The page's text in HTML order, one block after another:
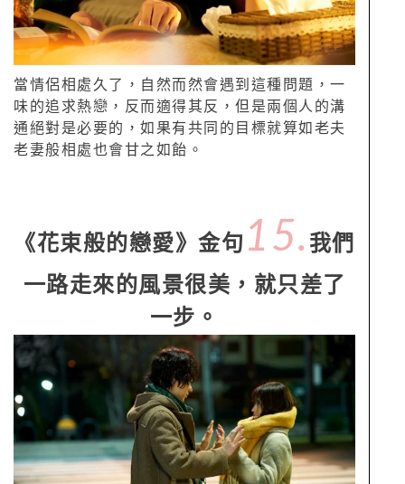
當情侶相處久了，自然而然會遇到這種問題，一
味的追求熱戀，反而適得其反，但是兩個人的溝
通絕對是必要的，如果有共同的目標就算如老夫
老妻般相處也會甘之如飴。
《花束般的戀愛》金句 15. 我們
一路走來的風景很美，就只差了
一步。